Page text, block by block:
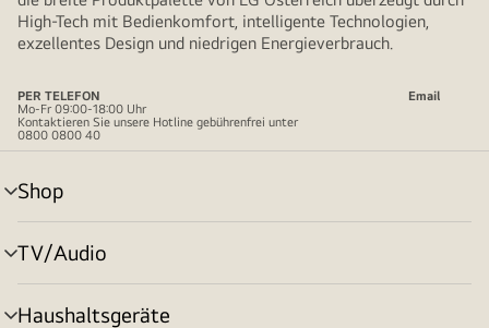
High-Tech mit Bedienkomfort, intelligente Technologien,
exzellentes Design und niedrigen Energieverbrauch.
PER TELEFON
Email
Mo-Fr 09:00-18:00 Uhr
Kontaktieren Sie unsere Hotline gebührenfrei unter
0800 0800 40
Shop
Menü
umschalten
TV/Audio
Menü
umschalten
Haushaltsgeräte